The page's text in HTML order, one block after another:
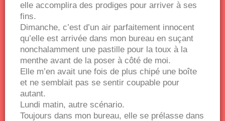
elle accomplira des prodiges pour arriver à ses
fins.
Dimanche, c’est d’un air parfaitement innocent
qu’elle est arrivée dans mon bureau en suçant
nonchalamment une pastille pour la toux à la
menthe avant de la poser à côté de moi.
Elle m’en avait une fois de plus chipé une boîte
et ne semblait pas se sentir coupable pour
autant.
Lundi matin, autre scénario.
Toujours dans mon bureau, elle se prélasse dans